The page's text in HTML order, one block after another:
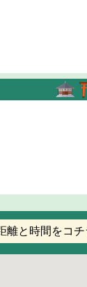
離と時間をコ